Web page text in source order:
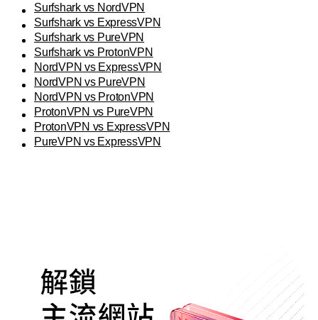
Surfshark vs NordVPN
Surfshark vs ExpressVPN
Surfshark vs PureVPN
Surfshark vs ProtonVPN
NordVPN vs ExpressVPN
NordVPN vs PureVPN
NordVPN vs ProtonVPN
ProtonVPN vs PureVPN
ProtonVPN vs ExpressVPN
PureVPN vs ExpressVPN